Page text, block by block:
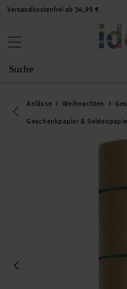
Versandkostenfrei ab 34,99 €
Eine Kategorie zurück
Anlässe Weihnachten
Geschenkpapier &